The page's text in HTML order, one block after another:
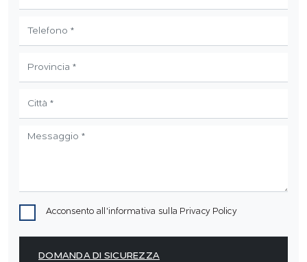
Acconsento all'informativa sulla Privacy Policy
DOMANDA DI SICUREZZA